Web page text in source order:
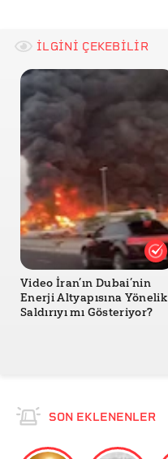
İLGİNİ ÇEKEBİLİR
Video İran’ın Dubai’nin
Enerji Altyapısına Yönelik
Saldırıyı mı Gösteriyor?
SON EKLENENLER